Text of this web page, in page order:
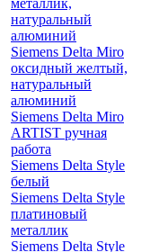
металлик,
натуральный
алюминий
Siemens Delta Miro
оксидный желтый,
натуральный
алюминий
Siemens Delta Miro
ARTIST ручная
работа
Siemens Delta Style
белый
Siemens Delta Style
платиновый
металлик
Siemens Delta Style